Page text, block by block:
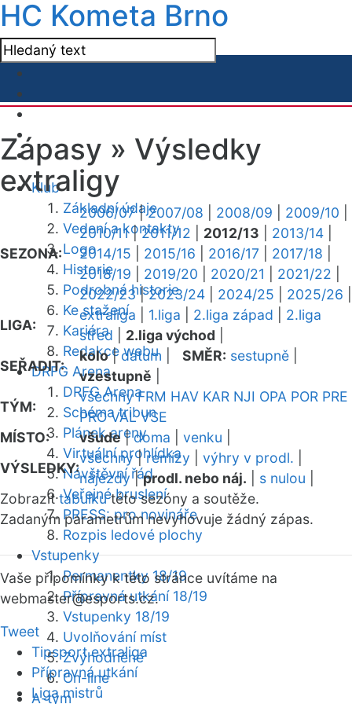
HC Kometa Brno
Klub
Základní údaje
Vedení a kontakty
Logo
Historie
Podrobná historie
Ke stažení
Kariéra
Redakce webu
DRFG Arena
DRFG Arena
Schéma tribun
Plánek areny
Virtuální prohlídka
Návštěvní řád
Veřejné bruslení
PRESS: pro novináře
Rozpis ledové plochy
Vstupenky
Permanentky 18/19
Přípravná utkání 18/19
Vstupenky 18/19
Uvolňování míst
Zvýhodněné
On-line
A-tým
Zápasy » Výsledky
extraligy
SEZONA:
2006/07|2007/08 2008/09 2009/10
2010/11|2011/12 2012/13 2013/14
2014/15
2015/16 2016/17 2017/18
2018/19
2019/20 2020/21 2021/22
2022/23|2023/24 2024/25 2025/26
LIGA:
extraliga 1.liga 2.liga západ
2.liga
střed
2.liga východ
SEŘADIT:
kolo|datum SMĚR: sestupně
vzestupně
TÝM:
všechny FRM HAV KAR NJI OPA POR PRE
PRO VAL VSE
MÍSTO:
všude|doma venku
VÝSLEDKY:
všechny|remízy výhry v prodl.
nájezdy|prodl. nebo náj. s nulou
Zobrazittabulkutéto sezóny a soutěže.
Zadaným parametrům nevyhovuje žádný zápas.
Vaše připomínky k této stránce uvítáme na
webmaster@esports.cz.
Tweet
Tipsport extraliga
Přípravná utkání
Liga mistrů